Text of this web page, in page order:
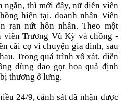
thì mới đây, nữ diễn viên
hiện tại, doanh nhân Viên
rạn nứt hôn nhân. Theo một
viên Trương Vũ Kỳ và chồng -
cãi cọ vì chuyện gia đình, sau
Trong quá trình xô xát, diễn
dùng dao gọt hoa quả định
thương ở lưng.
24/9, cảnh sát đã nhận được